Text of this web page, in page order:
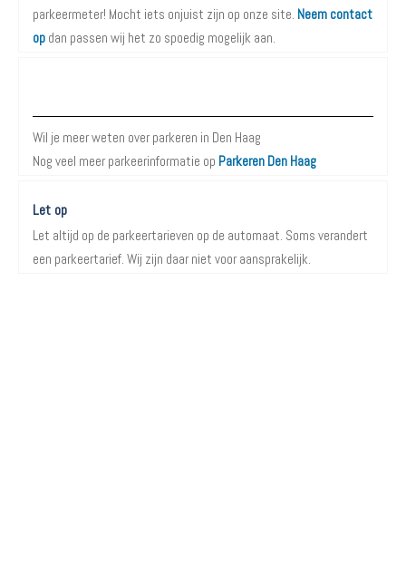
parkeermeter! Mocht iets onjuist zijn op onze site. Neem contact
op dan passen wij het zo spoedig mogelijk aan.
Wil je meer weten over parkeren in Den Haag
Nog veel meer parkeerinformatie op Parkeren Den Haag
Let op
Let altijd op de parkeertarieven op de automaat. Soms verandert
een parkeertarief. Wij zijn daar niet voor aansprakelijk.